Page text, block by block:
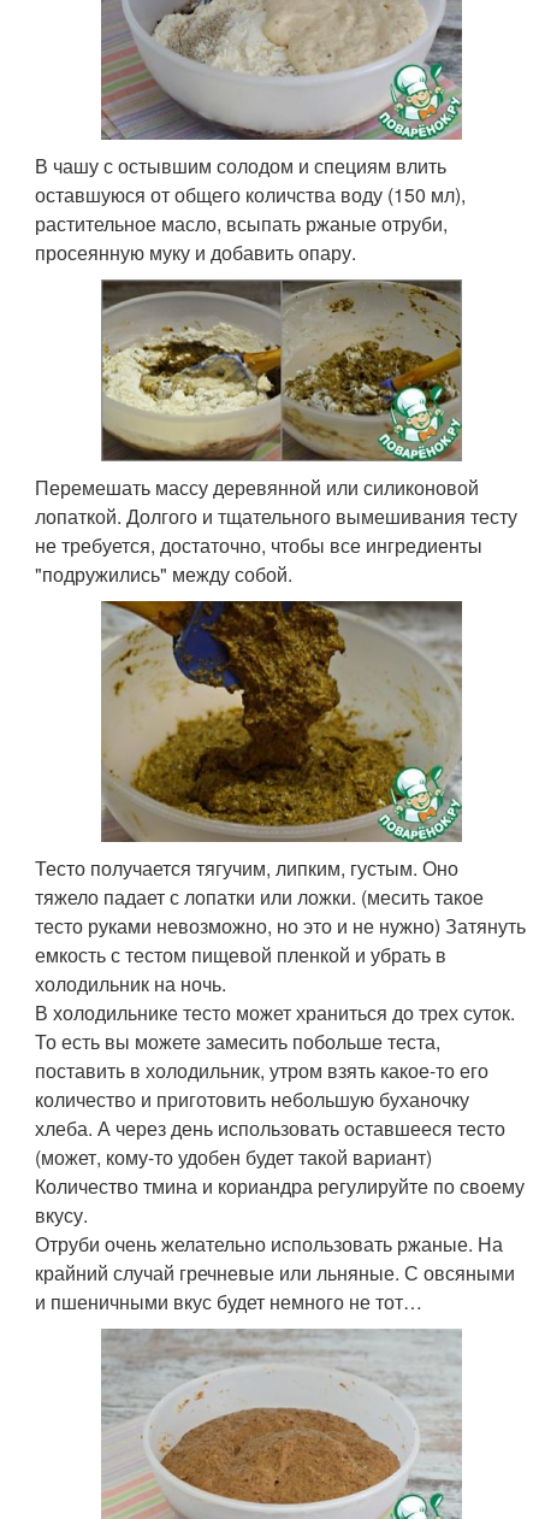
В чашу с остывшим солодом и специям влить
оставшуюся от общего количства воду (150 мл),
растительное масло, всыпать ржаные отруби,
просеянную муку и добавить опару.
Перемешать массу деревянной или силиконовой
лопаткой. Долгого и тщательного вымешивания тесту
не требуется, достаточно, чтобы все ингредиенты
"подружились" между собой.
Тесто получается тягучим, липким, густым. Оно
тяжело падает с лопатки или ложки. (месить такое
тесто руками невозможно, но это и не нужно) Затянуть
емкость с тестом пищевой пленкой и убрать в
холодильник на ночь.
В холодильнике тесто может храниться до трех суток.
То есть вы можете замесить побольше теста,
поставить в холодильник, утром взять какое-то его
количество и приготовить небольшую буханочку
хлеба. А через день использовать оставшееся тесто
(может, кому-то удобен будет такой вариант)
Количество тмина и кориандра регулируйте по своему
вкусу.
Отруби очень желательно использовать ржаные. На
крайний случай гречневые или льняные. С овсяными
и пшеничными вкус будет немного не тот…